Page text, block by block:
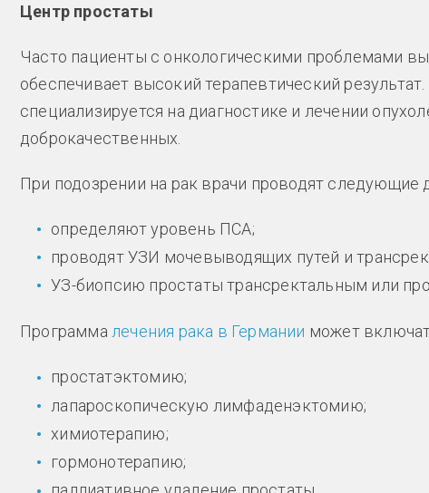
Центр простаты
Часто пациенты с онкологическими проблемами
обеспечивает высокий терапевтический
специализируется на диагностике и лечении
доброкачественных.
При подозрении на рак врачи проводят следующие
определяют уровень ПСА;
проводят УЗИ мочевыводящих путей и
УЗ-биопсию простаты трансректальным или
Программа лечения рака в Германии может
простатэктомию;
лапароскопическую лимфаденэктомию;
химиотерапию;
гормонотерапию;